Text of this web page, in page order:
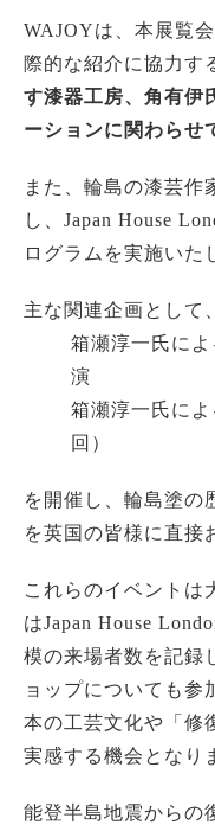
WAJOYは、本展覧
際的な紹介に協力す
す漆器工房、角有伊
ーションに関わらせ
また、輪島の漆芸作
し、Japan House
ログラムを実施いた
主な関連企画として、
箱瀬淳一氏に
演
箱瀬淳一氏に
回）
を開催し、輪島塗の
を英国の皆様に直接
これらのイベントは
はJapan House
模の来場者数を記録
ョップについても参
本の工芸文化や「修
実感する機会となり
能登半島地震からの